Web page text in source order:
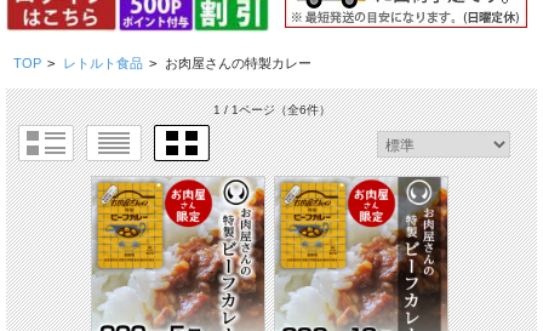
TOP > レトルト食品 > お肉屋さんの特製カレー
1 / 1ページ（全6件）